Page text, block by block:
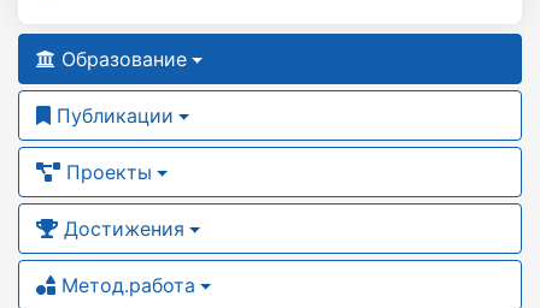
Образование
Публикации
Проекты
Достижения
Метод.работа